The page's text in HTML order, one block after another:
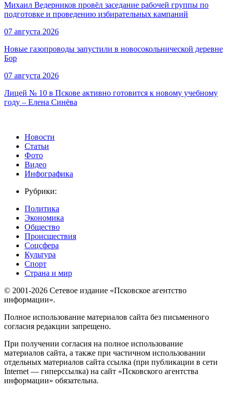
Михаил Ведерников провёл заседание рабочей группы по
подготовке и проведению избирательных кампаний
07 августа 2026
Новые газопроводы запустили в новосокольнической деревне
Бор
07 августа 2026
Лицей № 10 в Пскове активно готовится к новому учебному
году – Елена Синёва
Новости
Статьи
Фото
Видео
Инфографика
Рубрики:
Политика
Экономика
Общество
Происшествия
Соцсфера
Культура
Спорт
Страна и мир
© 2001-2026 Сетевое издание «Псковское агентство
информации».
Полное использование материалов сайта без письменного
согласия редакции запрещено.
При получении согласия на полное использование
материалов сайта, а также при частичном использовании
отдельных материалов сайта ссылка (при публикации в сети
Internet — гиперссылка) на сайт «Псковского агентства
информации» обязательна.